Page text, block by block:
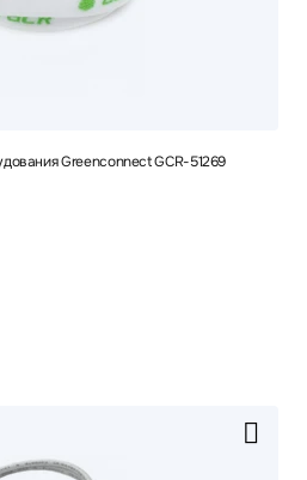
Greenconnect GCR-51269